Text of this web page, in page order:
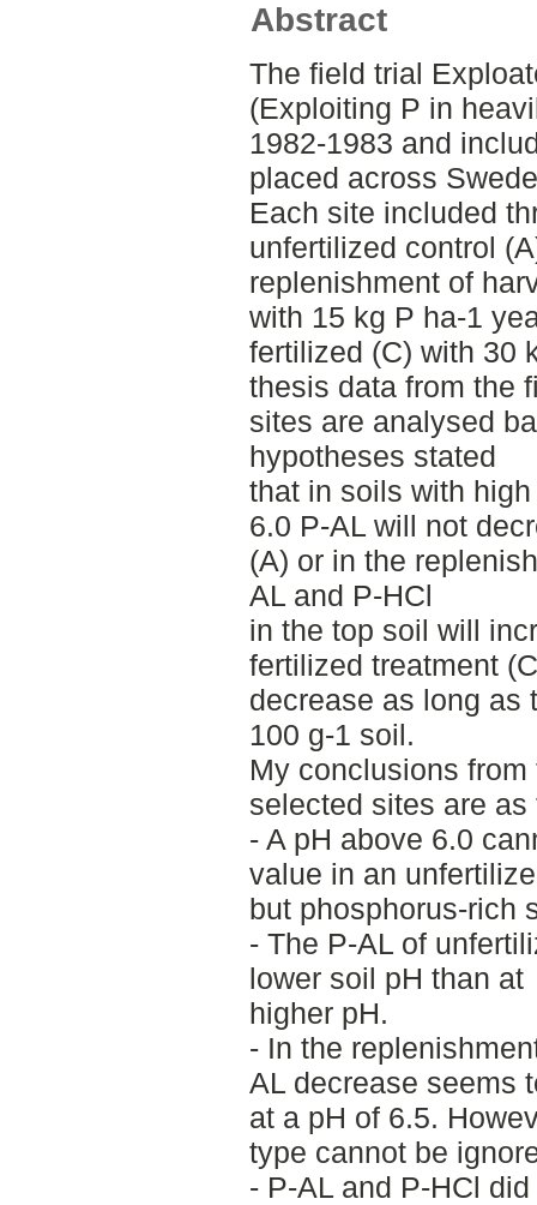
Abstract
The field trial
(Exploiting P in
1982-1983 and
placed across
Each site included
unfertilized control
replenishment of
with 15 kg P ha-1
fertilized (C) with 30
thesis data from the
sites are analysed
hypotheses stated
that in soils with
6.0 P-AL will not
(A) or in the
AL and P-HCl
in the top soil will
fertilized treatment
decrease as long as
100 g-1 soil.
My conclusions
selected sites are as
- A pH above 6.0
value in an
but phosphorus-rich
- The P-AL of
lower soil pH than at
higher pH.
- In the
AL decrease seems
at a pH of 6.5.
type cannot be
- P-AL and P-HCl